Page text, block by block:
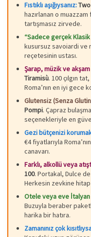
Fıstıklı aşığıysanız:
hazırlanan o muazzam
tartışmasız zirvede.
“Sadece gerçek
kusursuz savoiardi ve
reçetesinin ustası.
Şarap, müzik ve akşam
Tiramisù. 100 çılgın
Roma’nın en iyi gece
Glutensiz (Senza
Pompi. Çapraz
seçenekleriyle en
Gezi bütçenizi
€4 fiyatlarıyla
canavarı.
Farklı, alkollü veya
100. Portakal, Dulce
Herkesin zevkine
Otele veya eve
Buzuyla beraber
harika bir hatıra.
Zamanınız çok